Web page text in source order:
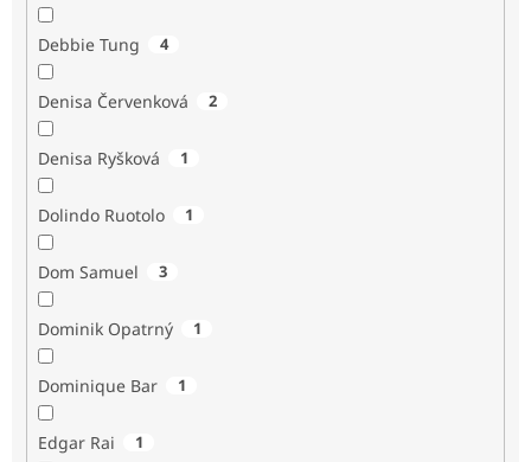
Debbie Tung 4
Denisa Červenková 2
Denisa Ryšková 1
Dolindo Ruotolo 1
Dom Samuel 3
Dominik Opatrný 1
Dominique Bar 1
Edgar Rai 1